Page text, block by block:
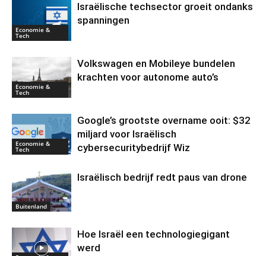
Economie &
Tech
Israëlische techsector groeit ondanks
spanningen
Economie &
Tech
Volkswagen en Mobileye bundelen
krachten voor autonome auto’s
Economie &
Tech
Google’s grootste overname ooit: $32
miljard voor Israëlisch
cybersecuritybedrijf Wiz
Buitenland
Israëlisch bedrijf redt paus van drone
Hoe Israël een technologiegigant
werd